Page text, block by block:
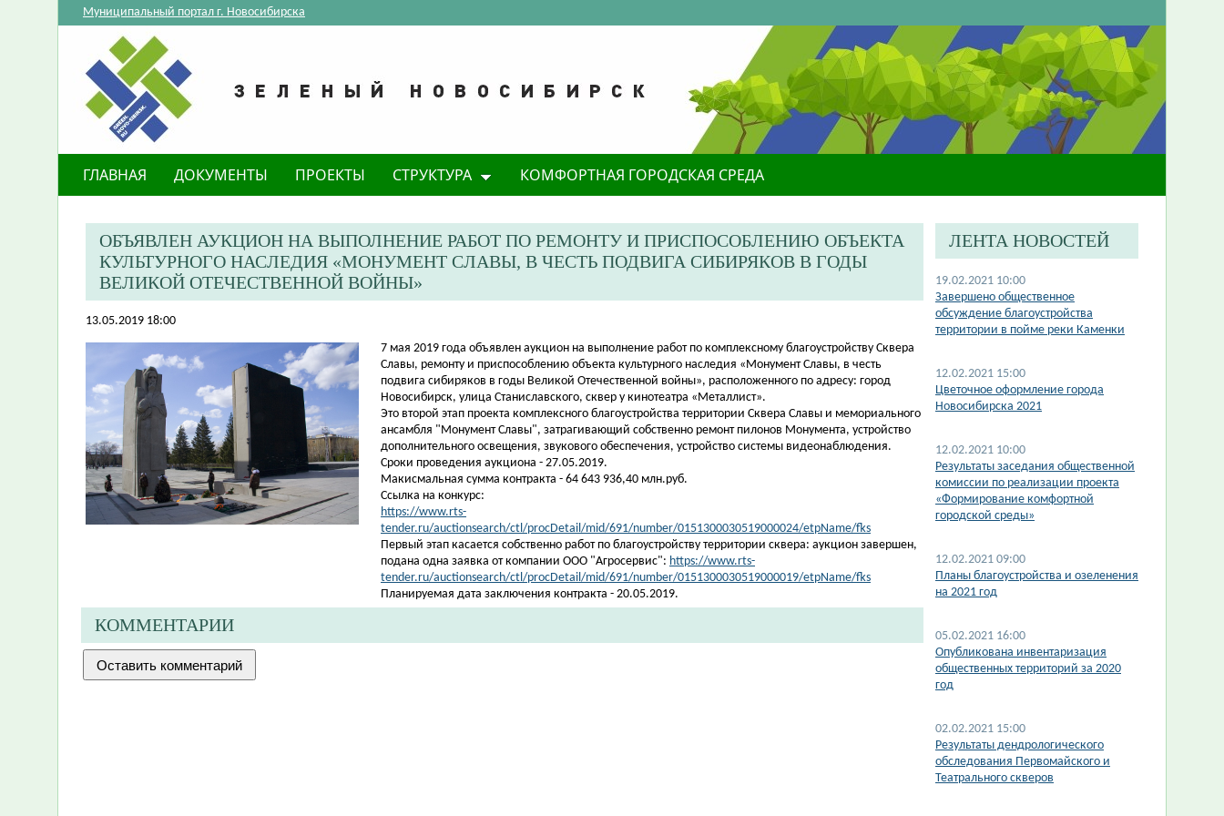
Муниципальный портал г. Новосибирска
ГЛАВНАЯ ДОКУМЕНТЫ ПРОЕКТЫ СТРУКТУРА КОМФОРТНАЯ ГОРОДСКАЯ СРЕДА
ОБЪЯВЛЕН АУКЦИОН НА ВЫПОЛНЕНИЕ РАБОТ ПО РЕМОНТУ И ПРИСПОСОБЛЕНИЮ ОБЪЕКТА
КУЛЬТУРНОГО НАСЛЕДИЯ «МОНУМЕНТ СЛАВЫ, В ЧЕСТЬ ПОДВИГА СИБИРЯКОВ В ГОДЫ
ВЕЛИКОЙ ОТЕЧЕСТВЕННОЙ ВОЙНЫ»
13.05.2019 18:00
​7 мая 2019 года объявлен аукцион на выполнение работ по комплексному благоустройству Сквера
Славы, ремонту и приспособлению объекта культурного наследия «Монумент Славы, в честь
подвига сибиряков в годы Великой Отечественной войны», расположенного по адресу: город
Новосибирск, улица Станиславского, сквер у кинотеатра «Металлист».
Это второй этап проекта комплексного благоустройства территории Сквера Славы и мемориального
ансамбля "Монумент Славы", затрагивающий собственно ремонт пилонов Монумента, устройство
дополнительного освещения, звукового обеспечения, устройство системы видеонаблюдения.
Сроки проведения аукциона - 27.05.2019.
Макисмальная сумма контракта - 64 643 936,40 млн.руб.
Ссылка на конкурс:
https://www.rts-
tender.ru/auctionsearch/ctl/procDetail/mid/691/number/0151300030519000024/etpName/fks
Первый этап касается собственно работ по благоустройству территории сквера: аукцион завершен,
подана одна заявка от компании ООО "Агросервис": https://www.rts-
tender.ru/auctionsearch/ctl/procDetail/mid/691/number/0151300030519000019/etpName/fks
Планируемая дата заключения контракта - 20.05.2019.
КОММЕНТАРИИ
ЛЕНТА НОВОСТЕЙ
19.02.2021 10:00
Завершено общественное
обсуждение благоустройства
территории в пойме реки Каменки
12.02.2021 15:00
Цветочное оформление города
Новосибирска 2021
12.02.2021 10:00
Результаты заседания общественной
комиссии по реализации проекта
«Формирование комфортной
городской среды»
12.02.2021 09:00
Планы благоустройства и озеленения
на 2021 год
05.02.2021 16:00
Опубликована инвентаризация
общественных территорий за 2020
год
02.02.2021 15:00
Результаты дендрологического
обследования Первомайского и
Театрального скверов